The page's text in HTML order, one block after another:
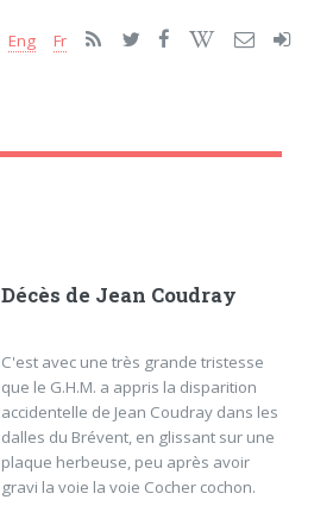
Eng Fr
Décès de Jean Coudray
C'est avec une très grande tristesse
que le G.H.M. a appris la disparition
accidentelle de Jean Coudray dans les
dalles du Brévent, en glissant sur une
plaque herbeuse, peu après avoir
gravi la voie la voie Cocher cochon.